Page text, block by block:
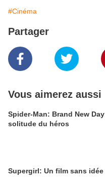
#Cinéma
Partager
Vous aimerez aussi
Spider-Man: Brand New
solitude du héros
Supergirl: Un film sans idée